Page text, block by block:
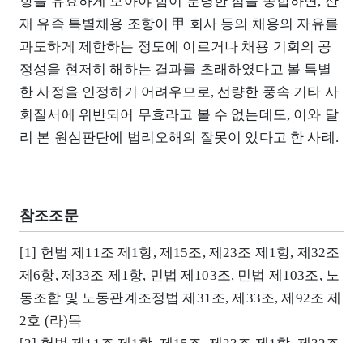
재 유족 특별채용 조항이 甲 회사 등의 채용의 자유를
과도하게 제한하는 정도에 이르거나 채용 기회의 공
정성을 현저히 해하는 결과를 초래하였다고 볼 특별
한 사정을 인정하기 어려우므로, 선량한 풍속 기타 사
회질서에 위반되어 무효라고 볼 수 없는데도, 이와 달
리 본 원심판단에 법리오해의 잘못이 있다고 한 사례.
참조조문
[1] 헌법 제11조 제1항, 제15조, 제23조 제1항, 제32조
제6항, 제33조 제1항, 민법 제103조, 민법 제103조, 노
동조합 및 노동관계조정법 제31조, 제33조, 제92조 제
2호 (라)목